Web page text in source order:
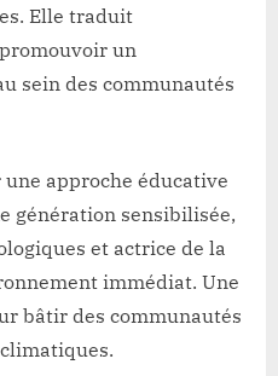
Elle traduit
un
sein des communautés
approche éducative
génération sensibilisée,
et actrice de la
immédiat. Une
bâtir des communautés